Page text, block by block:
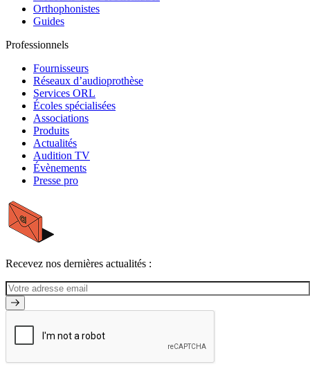
Orthophonistes
Guides
Professionnels
Fournisseurs
Réseaux d’audioprothèse
Services ORL
Écoles spécialisées
Associations
Produits
Actualités
Audition TV
Évènements
Presse pro
Recevez nos dernières actualités :